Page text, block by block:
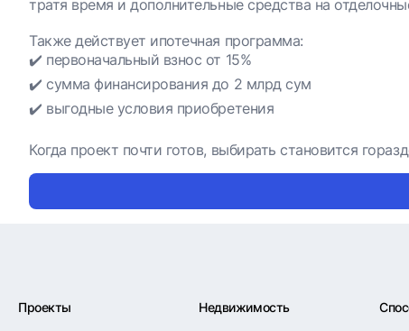
тратя время и дополнительные средства на
Также действует ипотечная программа:
✔️ первоначальный взнос от 15%
✔️ сумма финансирования до 2 млрд сум
✔️ выгодные условия приобретения
Когда проект почти готов, выбирать становится
Проекты Недвижимость